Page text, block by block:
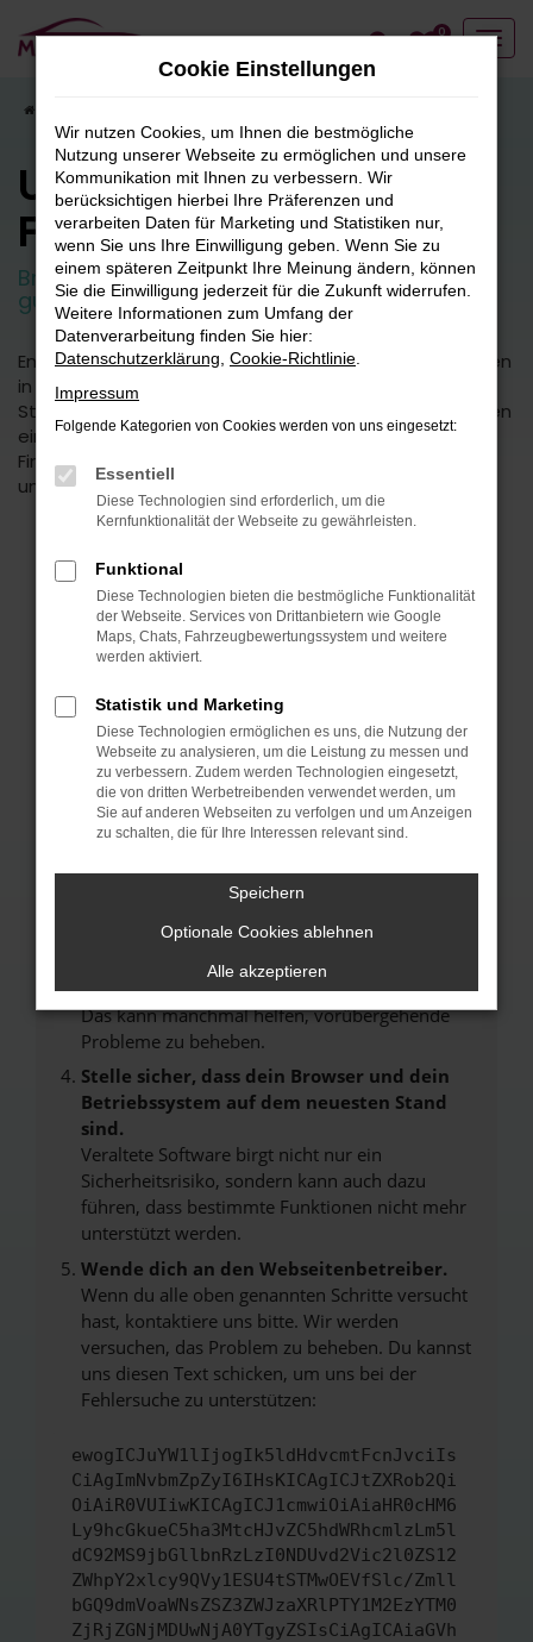
Zum
Hauptinhalt
0
Unser
Fahrzeugbestand
Breite Auswahl an attraktiven Neuwagen und
guten Gebrauchtfahrzeugen.
Entdecken Sie unsere vielfältige Auswahl an Fahrzeugen
in unserem umfangreichen Fuhrpark. Von kleinen
Stadtautos bis hin zu geräumigen SUVs bieten wir Ihnen
eine breite Palette an Fahrzeugmodellen und -typen.
Finden Sie das perfekte Fahrzeug für Ihre Bedürfnisse
und Vorlieben.
Fehler: Network Error
Beim Laden ist ein Fehler aufgetreten.
Hier sind ein paar Tipps, die dir helfen können:
Überprüfe deine Firewall und deine
Internetverbindung.
Laden andere Webseiten, zum Beispiel deine
Suchmaschine?
Prüfe deine Browsererweiterungen.
können das Laden bestimmter Seiten
verhindern. Funktioniert die Seite in einem
anderen Browser oder in einem privaten
Starte dein Gerät neu.
Das kann manchmal helfen, vorübergehende
Probleme zu beheben.
Stelle sicher, dass dein Browser und dein
Betriebssystem auf dem neuesten Stand
sind.
Veraltete Software birgt nicht nur ein
Sicherheitsrisiko, sondern kann auch dazu
führen, dass bestimmte Funktionen nicht mehr
unterstützt werden.
Wende dich an den Webseitenbetreiber.
Wenn du alle oben genannten Schritte versucht
hast, kontaktiere uns bitte. Wir werden
versuchen, das Problem zu beheben. Du kannst
uns diesen Text schicken, um uns bei der
Fehlersuche zu unterstützen:
ewogICJuYW1lIjogIk5ldHdvcmtFcnJvciIs
CiAgImNvbmZpZyI6IHsKICAgICJtZXRob2Qi
OiAiR0VUIiwKICAgICJ1cmwiOiAiaHR0cHM6
Ly9hcGkueC5ha3MtcHJvZC5hdWRhcmlzLm5l
dC92MS9jbGllbnRzLzI0NDUvd2Vic2l0ZS12
ZWhpY2xlcy9QVy1ESU4tSTMwOEVfSlc/Zmll
bGQ9dmVoaWNsZSZ3ZWJzaXRlPTY1M2EzYTM0
ZjRjZGNjMDUwNjA0YTgyZSIsCiAgICAiaGVh
Cookie Einstellungen
Wir nutzen Cookies, um Ihnen die bestmögliche
Nutzung unserer Webseite zu ermöglichen und unsere
Kommunikation mit Ihnen zu verbessern. Wir
berücksichtigen hierbei Ihre Präferenzen und
verarbeiten Daten für Marketing und Statistiken nur,
wenn Sie uns Ihre Einwilligung geben. Wenn Sie zu
einem späteren Zeitpunkt Ihre Meinung ändern, können
Sie die Einwilligung jederzeit für die Zukunft widerrufen.
Weitere Informationen zum Umfang der
Datenverarbeitung finden Sie hier:
Datenschutzerklärung Cookie-Richtlinie
Impressum
Folgende Kategorien von Cookies werden von uns eingesetzt:
Essentiell
Diese Technologien sind erforderlich, um die
Kernfunktionalität der Webseite zu gewährleisten.
Funktional
Diese Technologien bieten die bestmögliche Funktionalität
der Webseite. Services von Drittanbietern wie Google
Maps, Chats, Fahrzeugbewertungssystem und weitere
werden aktiviert.
Statistik und Marketing
Diese Technologien ermöglichen es uns, die Nutzung der
Webseite zu analysieren, um die Leistung zu messen und
zu verbessern. Zudem werden Technologien eingesetzt,
die von dritten Werbetreibenden verwendet werden, um
Sie auf anderen Webseiten zu verfolgen und um Anzeigen
zu schalten, die für Ihre Interessen relevant sind.
Speichern
Optionale Cookies ablehnen
Alle akzeptieren